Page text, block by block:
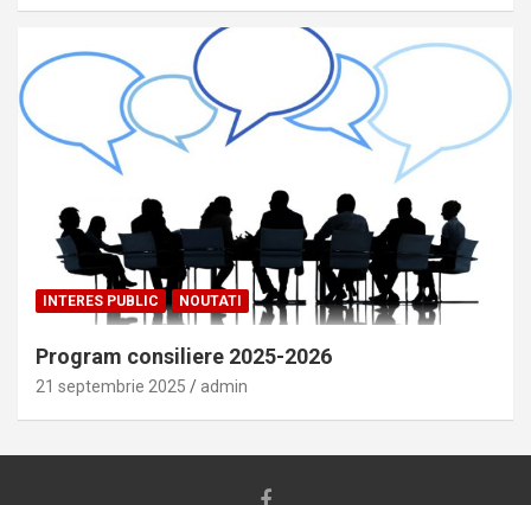
INTERES PUBLIC NOUTATI
Program consiliere 2025-2026
21 septembrie 2025 admin